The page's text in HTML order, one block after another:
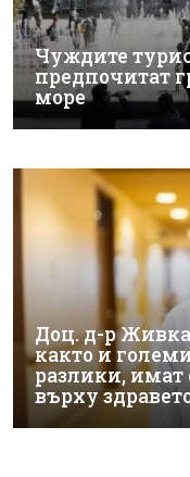
Чуждите
предпочитат
море
Доц. д-р
както и
разлики, имат
върху